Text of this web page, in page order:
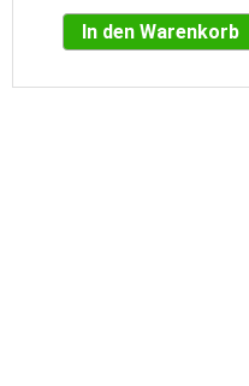
In den Warenkorb